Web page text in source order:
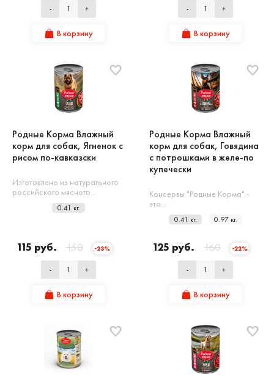
- +
В корзину
- +
В корзину
Родные Корма Влажный
корм для собак, Ягненок с
рисом по-кавказски
Изготовлено из натурального
российского мясного…
0.41 кг.
115 руб. 150 -23%
- +
В корзину
Родные Корма Влажный
корм для собак, Говядина
с потрошками в желе-по
купечески
Консервы "Родные Корма" -
это…
0.41 кг. 0.97 кг.
125 руб. 160 -22%
- +
В корзину